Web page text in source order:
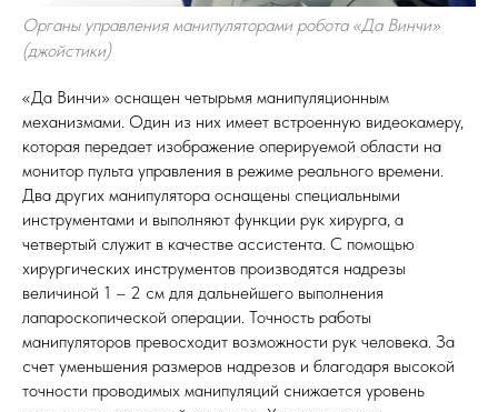
Органы управления манипуляторами робота «Да Винчи»
(джойстики)
«Да Винчи» оснащен четырьмя манипуляционным
механизмами. Один из них имеет встроенную видеокамеру,
которая передает изображение оперируемой области на
монитор пульта управления в режиме реального времени.
Два других манипулятора оснащены специальными
инструментами и выполняют функции рук хирурга, а
четвертый служит в качестве ассистента. С помощью
хирургических инструментов производятся надрезы
величиной 1 – 2 см для дальнейшего выполнения
лапароскопической операции. Точность работы
манипуляторов превосходит возможности рук человека. За
счет уменьшения размеров надрезов и благодаря высокой
точности проводимых манипуляций снижается уровень